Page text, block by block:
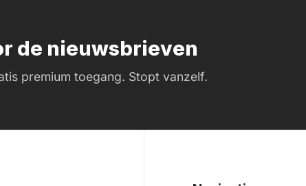
de nieuwsbrieven
premium toegang. Stopt vanzelf.